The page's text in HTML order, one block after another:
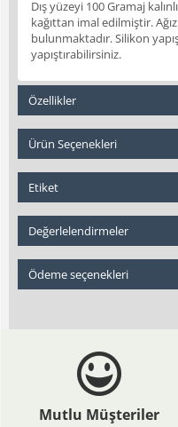
Dış yüzeyi 100 Gramaj
kağıttan imal edilmiştir. Ağız
bulunmaktadır. Silikon
yapıştırabilirsiniz.
Özellikler
Ürün Seçenekleri
Etiket
Değerlelendirmeler
Ödeme seçenekleri
Mutlu Müşteriler